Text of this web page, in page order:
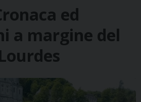
ed
a margine del